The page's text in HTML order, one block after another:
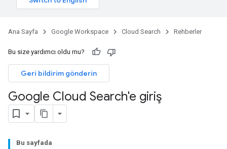
Ana Sayfa Google Workspace Cloud Search Rehberler
Bu size yardımcı oldu mu?
Geri bildirim gönderin
Google Cloud Search'e giriş
Bu sayfada